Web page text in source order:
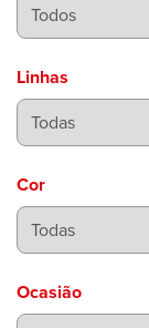
Linhas
Cor
Ocasião